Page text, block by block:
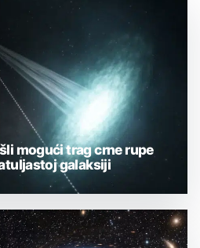
mogući trag crne rupe
galaksiji